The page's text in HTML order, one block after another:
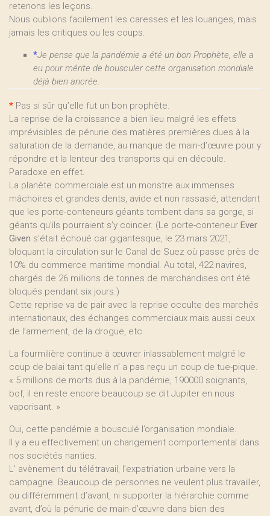
retenons les leçons.
Nous oublions facilement les caresses et les louanges, mais
jamais les critiques ou les coups.
*Je pense que la pandémie a été un bon Prophète, elle a
eu pour mérite de bousculer cette organisation mondiale
déjà bien ancrée.
* Pas si sûr qu’elle fut un bon prophète.
La reprise de la croissance a bien lieu malgré les effets
imprévisibles de pénurie des matières premières dues à la
saturation de la demande, au manque de main-d’œuvre pour y
répondre et la lenteur des transports qui en découle.
Paradoxe en effet.
La planète commerciale est un monstre aux immenses
mâchoires et grandes dents, avide et non rassasié, attendant
que les porte-conteneurs géants tombent dans sa gorge, si
géants qu’ils pourraient s’y coincer. (Le porte-conteneur Ever
Given s’était échoué car gigantesque, le 23 mars 2021,
bloquant la circulation sur le Canal de Suez où passe près de
10% du commerce maritime mondial. Au total, 422 navires,
chargés de 26 millions de tonnes de marchandises ont été
bloqués pendant six jours.)
Cette reprise va de pair avec la reprise occulte des marchés
internationaux, des échanges commerciaux mais aussi ceux
de l’armement, de la drogue, etc.
La fourmilière continue à œuvrer inlassablement malgré le
coup de balai tant qu’elle n’ a pas reçu un coup de tue-pique.
« 5 millions de morts dus à la pandémie, 190000 soignants,
bof, il en reste encore beaucoup se dit Jupiter en nous
vaporisant. »
Oui, cette pandémie a bousculé l’organisation mondiale.
Il y a eu effectivement un changement comportemental dans
nos sociétés nanties.
L’ avènement du télétravail, l’expatriation urbaine vers la
campagne. Beaucoup de personnes ne veulent plus travailler,
ou différemment d’avant, ni supporter la hiérarchie comme
avant, d’où la pénurie de main-d’œuvre dans bien des